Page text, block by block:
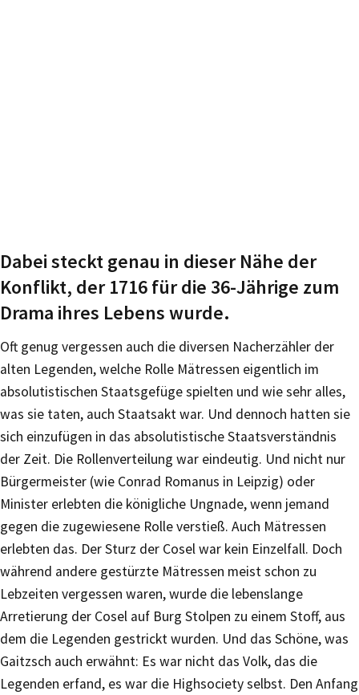
Dabei steckt genau in dieser Nähe der
Konflikt, der 1716 für die 36-Jährige zum
Drama ihres Lebens wurde.
Oft genug vergessen auch die diversen Nacherzähler der
alten Legenden, welche Rolle Mätressen eigentlich im
absolutistischen Staatsgefüge spielten und wie sehr alles,
was sie taten, auch Staatsakt war. Und dennoch hatten sie
sich einzufügen in das absolutistische Staatsverständnis
der Zeit. Die Rollenverteilung war eindeutig. Und nicht nur
Bürgermeister (wie Conrad Romanus in Leipzig) oder
Minister erlebten die königliche Ungnade, wenn jemand
gegen die zugewiesene Rolle verstieß. Auch Mätressen
erlebten das. Der Sturz der Cosel war kein Einzelfall. Doch
während andere gestürzte Mätressen meist schon zu
Lebzeiten vergessen waren, wurde die lebenslange
Arretierung der Cosel auf Burg Stolpen zu einem Stoff, aus
dem die Legenden gestrickt wurden. Und das Schöne, was
Gaitzsch auch erwähnt: Es war nicht das Volk, das die
Legenden erfand, es war die Highsociety selbst. Den Anfang